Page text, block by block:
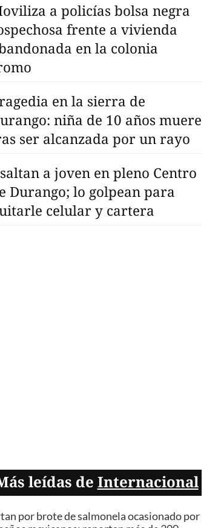
a policías bolsa negra
frente a vivienda
en la colonia
en la sierra de
niña de 10 años muere
ser alcanzada por un rayo
a joven en pleno Centro
Durango; lo golpean para
celular y cartera
leídas de Internacional
por brote de salmonela ocasionado por